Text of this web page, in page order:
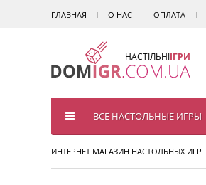
ГЛАВНАЯ О НАС ОПЛАТА
НАСТІЛЬНІІГРИ
ВСЕ НАСТОЛЬНЫЕ ИГРЫ
ИНТЕРНЕТ МАГАЗИН НАСТОЛЬНЫХ ИГР